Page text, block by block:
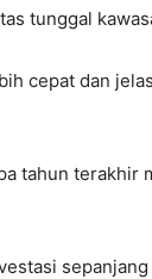
tunggal
cepat dan
tahun terakhir